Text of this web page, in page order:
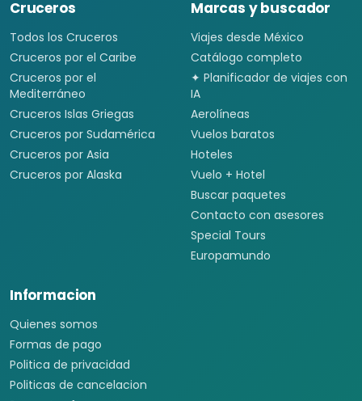
Cruceros
Todos los Cruceros
Cruceros por el Caribe
Cruceros por el
Mediterráneo
Cruceros Islas Griegas
Cruceros por Sudamérica
Cruceros por Asia
Cruceros por Alaska
Marcas y buscador
Viajes desde México
Catálogo completo
✦ Planificador de viajes con
IA
Aerolíneas
Vuelos baratos
Hoteles
Vuelo + Hotel
Buscar paquetes
Contacto con asesores
Special Tours
Europamundo
Informacion
Quienes somos
Formas de pago
Politica de privacidad
Politicas de cancelacion